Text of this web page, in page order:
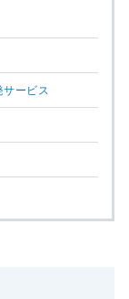
ービス